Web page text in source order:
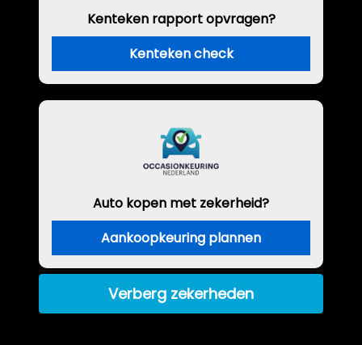
Kenteken rapport opvragen?
Kenteken check
Auto kopen met zekerheid?
Aankoopkeuring plannen
Verberg zekerheden